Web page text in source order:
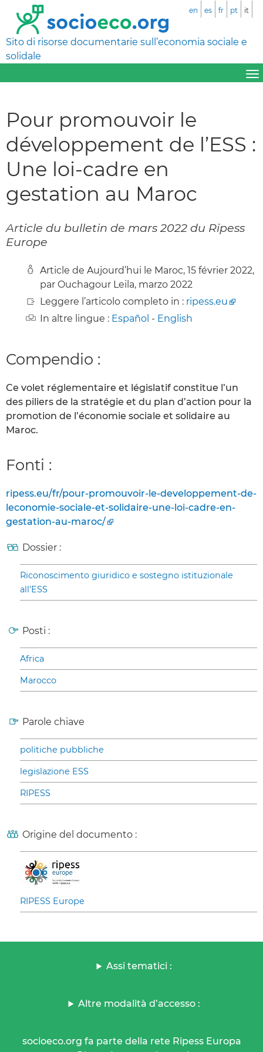
Sito di risorse documentarie sull’economia sociale e
solidale
en es fr pt it
Pour promouvoir le
développement de l’ESS :
Une loi-cadre en
gestation au Maroc
Article du bulletin de mars 2022 du Ripess
Europe
Article de Aujourd’hui le Maroc, 15 février 2022,
par Ouchagour Leila, marzo 2022
Leggere l’articolo completo in : ripess.eu
In altre lingue : Español - English
Compendio :
Ce volet réglementaire et législatif constitue l’un
des piliers de la stratégie et du plan d’action pour la
promotion de l’économie sociale et solidaire au
Maroc.
Fonti :
ripess.eu/fr/pour-promouvoir-le-developpement-de-
leconomie-sociale-et-solidaire-une-loi-cadre-en-
gestation-au-maroc/
Dossier :
Riconoscimento giuridico e sostegno istituzionale
all’ESS
Posti :
Africa
Marocco
Parole chiave
politiche pubbliche
legislazione ESS
RIPESS
Origine del documento :
RIPESS Europe
Assi tematici :
Altre modalità d’accesso :
socioeco.org fa parte della rete Ripess Europa